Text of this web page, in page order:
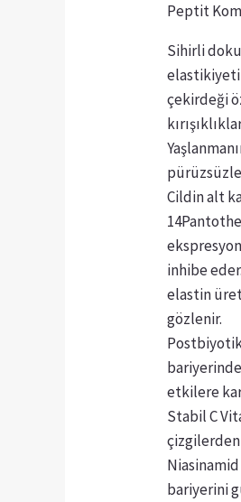
Peptit
Sihirli
çekirdeği
Cildin alt
inhibe
elastin
gözlenir.
etkilere
Stabil C
çizgilerden
bariyerini